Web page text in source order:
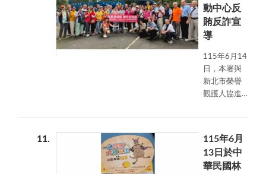
與安全生活
環境。
統宗教盛事
與民眾面對
面交流，深
念，凝聚全
民拒絕賄
選、共同守
護乾淨選風
動中心反
賄反詐宣
導
115年6月14
日，本署與
新北市榮譽
觀護人協進
年活動中心
及反詐騙宣
導，結合戶
外活動向參
11
115年6月
13日於中
華民國林